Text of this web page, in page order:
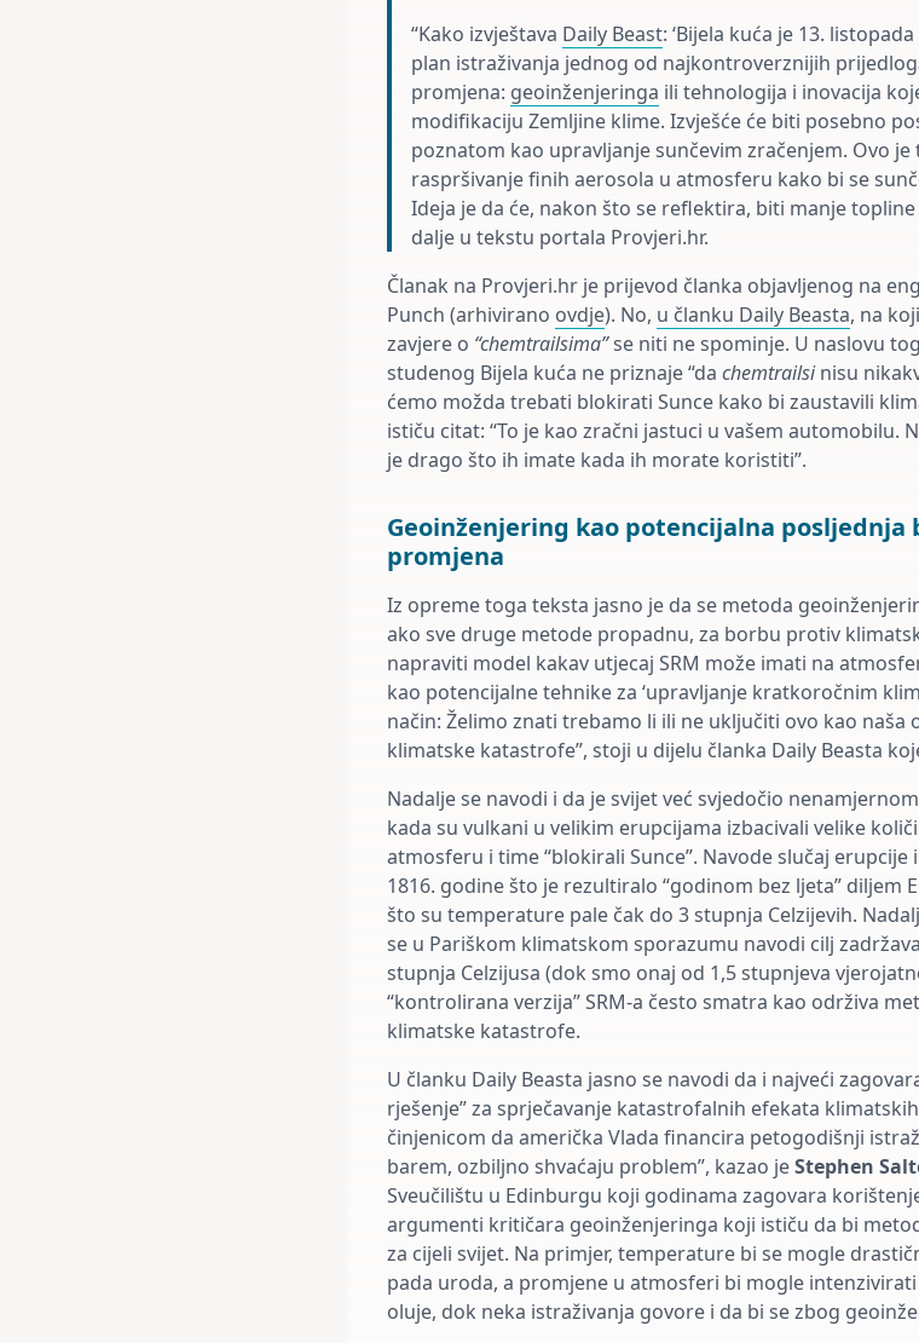
“Kako izvještava Daily Beast: ‘Bijela kuća je 13.
plan istraživanja jednog od najkontroverznijih
promjena: geoinženjeringa ili tehnologija i inovacija
modifikaciju Zemljine klime. Izvješće će biti posebno
poznatom kao upravljanje sunčevim zračenjem. Ovo
raspršivanje finih aerosola u atmosferu kako bi se
Ideja je da će, nakon što se reflektira, biti manje
dalje u tekstu portala Provjeri.hr.
Članak na Provjeri.hr je prijevod članka objavljenog na
Punch (arhivirano ovdje). No, u članku Daily Beasta, na
zavjere o “chemtrailsima”se niti ne spominje. U naslovu
studenog Bijela kuća ne priznaje “da chemtrailsinisu
ćemo možda trebati blokirati Sunce kako bi zaustavili
ističu citat: “To je kao zračni jastuci u vašem automobilu.
je drago što ih imate kada ih morate koristiti”.
Geoinženjering kao potencijalna
promjena
Iz opreme toga teksta jasno je da se metoda
ako sve druge metode propadnu, za borbu protiv
napraviti model kakav utjecaj SRM može imati na
kao potencijalne tehnike za ‘upravljanje kratkoročnim
način: Želimo znati trebamo li ili ne uključiti ovo kao naša
klimatske katastrofe”, stoji u dijelu članka Daily Beasta
Nadalje se navodi i da je svijet već svjedočio
kada su vulkani u velikim erupcijama izbacivali velike
atmosferu i time “blokirali Sunce”. Navode slučaj
1816. godine što je rezultiralo “godinom bez ljeta” diljem
što su temperature pale čak do 3 stupnja Celzijevih.
se u Pariškom klimatskom sporazumu navodi cilj
stupnja Celzijusa (dok smo onaj od 1,5 stupnjeva
“kontrolirana verzija” SRM-a često smatra kao održiva
klimatske katastrofe.
U članku Daily Beasta jasno se navodi da i najveći
rješenje” za sprječavanje katastrofalnih efekata
činjenicom da američka Vlada financira petogodišnji
barem, ozbiljno shvaćaju problem”, kazao jeStephen
Sveučilištu u Edinburgu koji godinama zagovara
argumenti kritičara geoinženjeringa koji ističu da bi
za cijeli svijet. Na primjer, temperature bi se mogle
pada uroda, a promjene u atmosferi bi mogle
oluje, dok neka istraživanja govore i da bi se zbog